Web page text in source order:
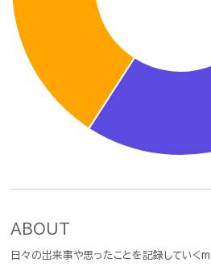
ABOUT
日々の出来事や思ったことを記録してい